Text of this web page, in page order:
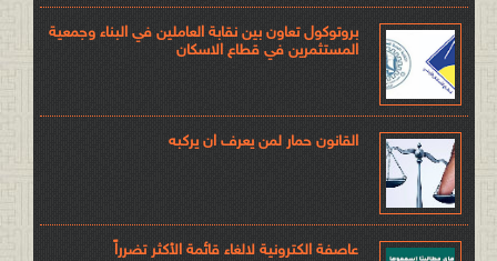
بروتوكول تعاون بين نقابة العاملين في البناء وجمعية
المستثمرين في قطاع الاسكان
القانون حمار لمن يعرف ان يركبه
عاصفة الكترونية لالغاء قائمة الأكثر تضرراً